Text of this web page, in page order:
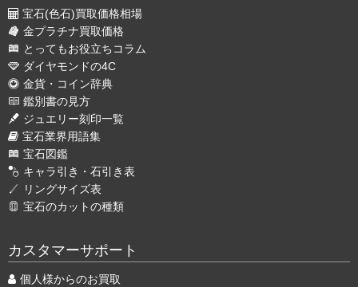
宝石(色石)買取価格相場
金プラチナ買取価格
とってもお役立ちコラム
ダイヤモンドの4C
金貨・コイン辞典
鑑別書の見方
ジュエリー刻印一覧
宝石業界用語集
宝石図鑑
キャラ引き・石引き表
リングサイズ表
宝石のカットの種類
カスタマーサポート
個人様からのお買取